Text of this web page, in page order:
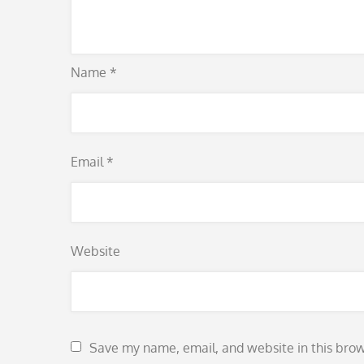
Name *
Email *
Website
Save my name, email, and website in this